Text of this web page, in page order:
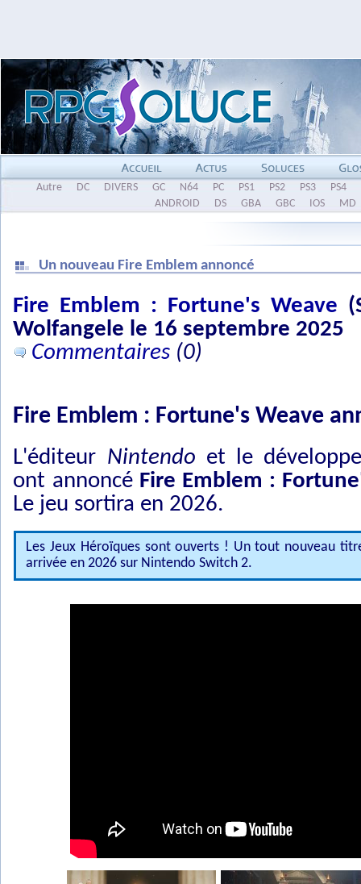
Autre DC DIVERS GC N64 PC PS1 PS2 PS3
PS4
ANDROID
DS GBA GBC IOS MD
Un nouveau Fire Emblem annoncé
Fire Emblem : Fortune's Weave
Wolfangele le 16 septembre 2025
Commentaires (0)
Fire Emblem : Fortune's Weave
L'éditeur Nintendo et le
ont annoncé Fire Emblem :
Le jeu sortira en 2026.
Les Jeux Héroïques sont ouverts ! Un tout nouveau
arrivée en 2026 sur Nintendo Switch 2.